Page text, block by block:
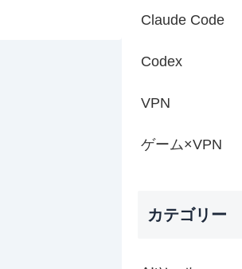
Claude Code
Codex
VPN
ゲーム×VPN
カテゴリー